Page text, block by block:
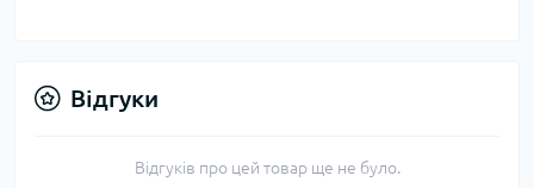
Відгуки
Відгуків про цей товар ще не було.